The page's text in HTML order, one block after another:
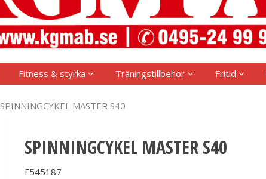
Fitness & styrka Träningstillbehör Fritid
SPINNINGCYKEL MASTER S40
SPINNINGCYKEL MASTER S40
F545187